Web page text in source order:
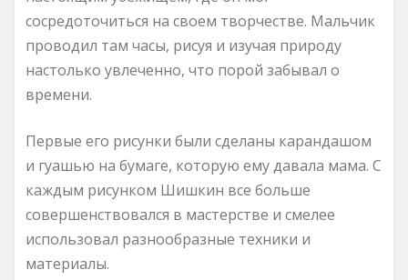
сосредоточиться на своем творчестве. Мальчик
проводил там часы, рисуя и изучая природу
настолько увлеченно, что порой забывал о
времени.
Первые его рисунки были сделаны карандашом
и гуашью на бумаге, которую ему давала мама. С
каждым рисунком Шишкин все больше
совершенствовался в мастерстве и смелее
использовал разнообразные техники и
материалы.